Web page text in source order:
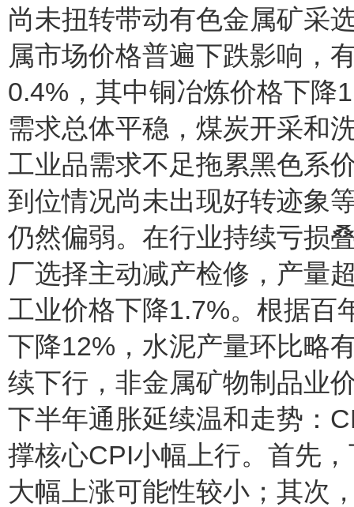
尚未扭转带动有色金属矿采
属市场价格普遍下跌影响，
0.4%，其中铜冶炼价格下降
需求总体平稳，煤炭开采和
工业品需求不足拖累黑色系
到位情况尚未出现好转迹象
仍然偏弱。在行业持续亏损
厂选择主动减产检修，产量
工业价格下降1.7%。根据百
下降12%，水泥产量环比略
续下行，非金属矿物制品业
下半年通胀延续温和走势：
撑核心CPI小幅上行。首先
大幅上涨可能性较小；其次